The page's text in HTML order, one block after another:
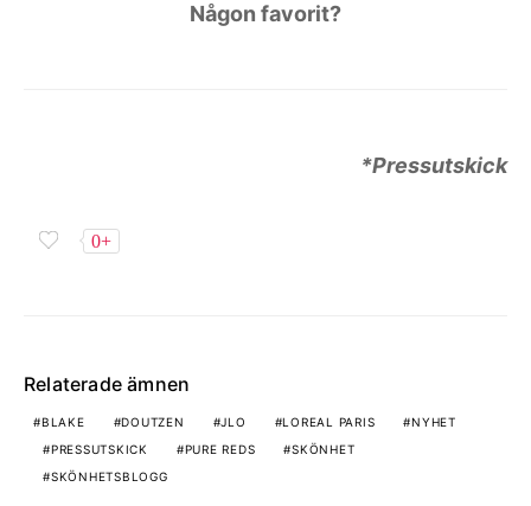
Någon favorit?
*Pressutskick
0+
Relaterade ämnen
BLAKE DOUTZEN JLO LOREAL PARIS
NYHET
PRESSUTSKICK
PURE REDS
SKÖNHET
SKÖNHETSBLOGG